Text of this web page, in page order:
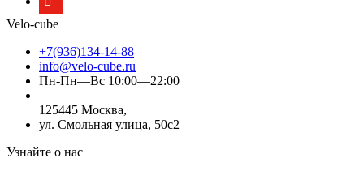
Velo-cube
+7(936)134-14-88
info@velo-cube.ru
Пн-Пн—Вс 10:00—22:00
125445 Москва,
ул. Смольная улица, 50с2
Узнайте о нас